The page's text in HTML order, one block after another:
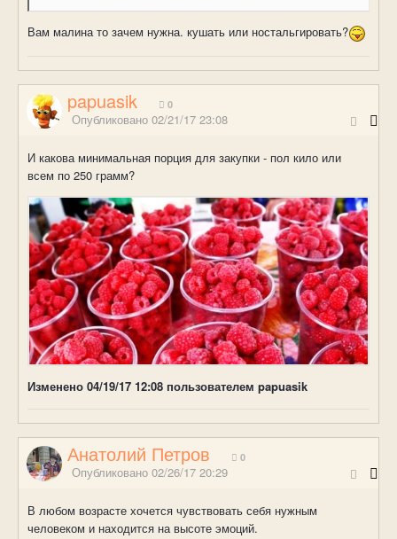
Вам малина то зачем нужна. кушать или ностальгировать?
papuasik 0
Опубликовано 02/21/17 23:08
И какова минимальная порция для закупки - пол кило или
всем по 250 грамм?
Изменено 04/19/17 12:08 пользователем papuasik
Анатолий Петров 0
Опубликовано 02/26/17 20:29
В любом возрасте хочется чувствовать себя нужным
человеком и находится на высоте эмоций.